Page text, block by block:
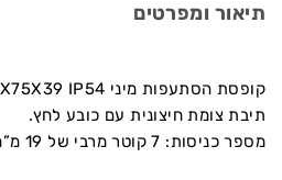
תיאור ומפרטים
קופסת הסתעפות מיני 75X75X39 IP54
תיבת צומת חיצונית עם כובע לחץ.
מספר כניסות: 7 קוטר מרבי של 19 מ”מ.